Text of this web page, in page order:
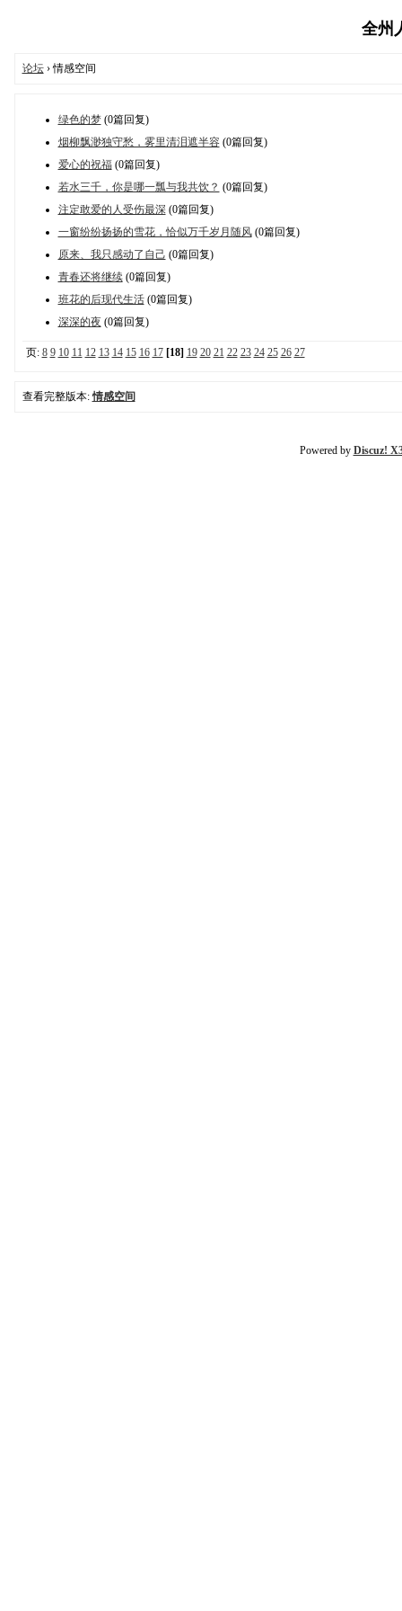
全州
论坛› 情感空间
绿色的梦(0篇回复)
烟柳飘渺独守愁，雾里清泪遮半容(0篇回复)
爱心的祝福(0篇回复)
若水三千，你是哪一瓢与我共饮？ (0篇回复)
注定敢爱的人受伤最深(0篇回复)
一窗纷纷扬扬的雪花，恰似万千岁月随风(0篇回复)
原来、我只感动了自己 (0篇回复)
青春还将继续(0篇回复)
班花的后现代生活(0篇回复)
深深的夜(0篇回复)
页: 8 9 10 11 12 13 14 15 16 17 [18] 19 20 21 22 23 24 25 26 27
查看完整版本:情感空间
Powered by Discuz!